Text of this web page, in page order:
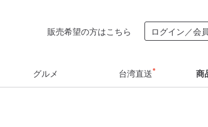
販売希望の方はこちら ログイン／会
グルメ 台湾直送 商